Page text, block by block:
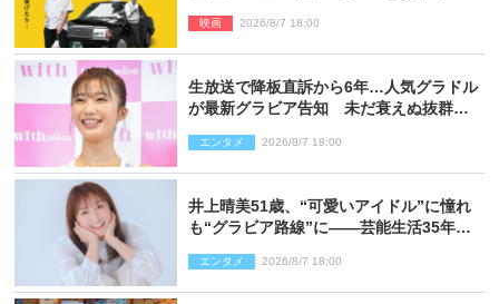
映画 2026/8/7 18:00
生放送で降板直訴から6年…人気グラドル
が最新グラビア告知 未だ衰えぬ抜群ス
エンタメ 2026/8/7 18:00
井上晴美51歳、“可愛いアイドル”に憧れ
も“グラビア路線”に――芸能生活35年を
エンタメ 2026/8/7 18:00